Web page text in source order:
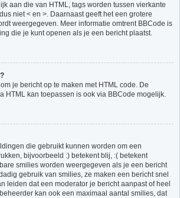
aan die van HTML, tags worden tussen vierkante
niet < en >. Daarnaast geeft het een grotere
weergegeven. Meer informatie omtrent BBCode is
die je kunt openen als je een bericht plaatst.
je bericht op te maken met HTML code. De
HTML kan toepassen is ook via BBCode mogelijk.
die gebruikt kunnen worden om een
bijvoorbeeld :) betekent blij, :( betekent
smilies worden weergegeven als je een bericht
gebruik van smilies, ze maken een bericht snel
leiden dat een moderator je bericht aanpast of heel
kan ook een maximaal aantal smilies, dat